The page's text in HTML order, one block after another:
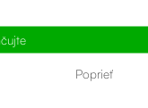
tiež skvelú
všeobecnosti
klasické
Poprieť